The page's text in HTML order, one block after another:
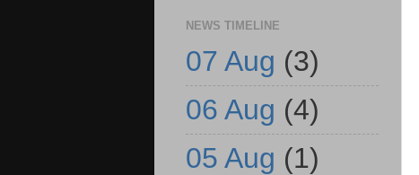
NEWS TIMELINE
07 Aug (3)
06 Aug (4)
05 Aug (1)